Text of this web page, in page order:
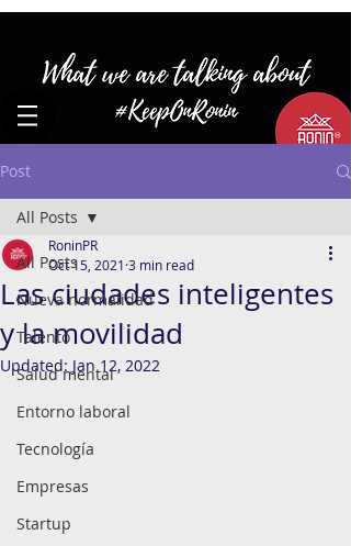
Post
All Posts
Nueva normalidad
Talento
Salud mental
Entorno laboral
Tecnología
Empresas
Startup
All Posts
Las ciudades inteligentes
y la movilidad
RoninPR
Oct 15, 2021 3 min read
Updated: Jan 12, 2022